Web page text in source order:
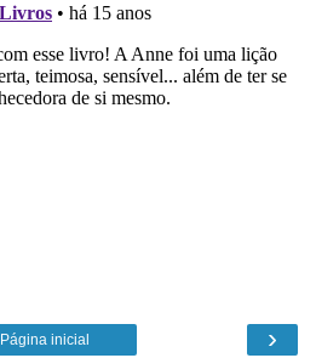
›
Página inicial